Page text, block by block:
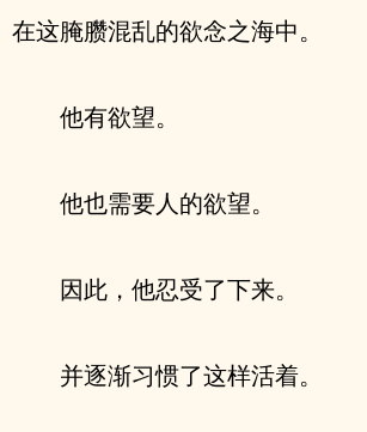
在这腌臜混乱的欲念之海中。
他有欲望。
他也需要人的欲望。
因此，他忍受了下来。
并逐渐习惯了这样活着。